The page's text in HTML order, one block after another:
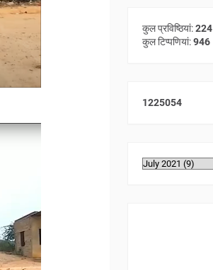
कुल प्रविष्ठियां:224
कुल टिप्पणियां:946
1225054